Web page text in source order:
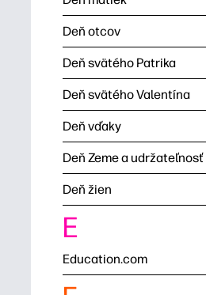
Deň otcov
Deň svätého Patrika
Deň svätého Valentína
Deň vďaky
Deň Zeme a udržateľnosť
Deň žien
E
Education.com